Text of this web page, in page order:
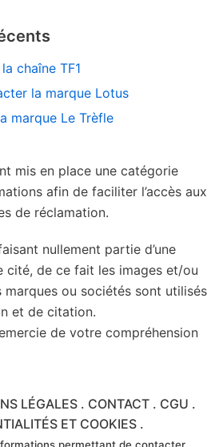
chaîne TF1
la marque Lotus
marque Le Trèfle
mis en place une catégorie
afin de faciliter l’accès aux
de réclamation.
nullement partie d’une
cité, de ce fait les images et/ou
ou sociétés sont utilisés
et de citation.
de votre compréhension
LÉGALES. CONTACT. CGU .
ET COOKIES.
permettant de contacter